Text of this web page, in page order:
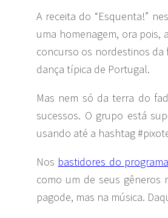
A receita do “Esquenta!”
uma homenagem, ora
concurso os nordestinos da
dança típica de Portugal.
Mas nem só da terra do
sucessos. O grupo está
usando até a hashtag
Nos bastidores do
como um de seus gêneros
pagode, mas na música.